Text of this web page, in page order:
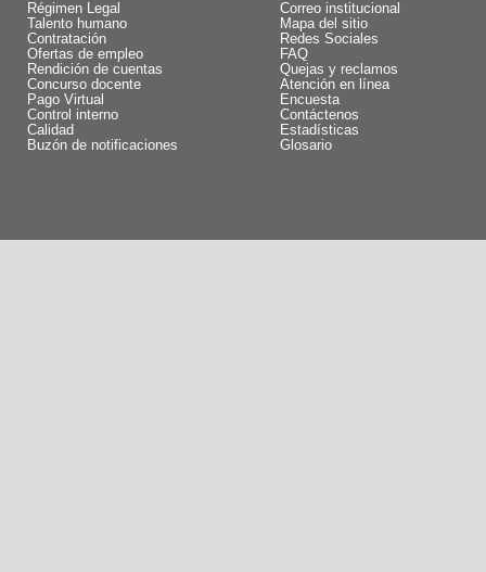
Régimen Legal
Talento humano
Contratación
Ofertas de empleo
Rendición de cuentas
Concurso docente
Pago Virtual
Control interno
Calidad
Buzón de notificaciones
Correo institucional
Mapa del sitio
Redes Sociales
FAQ
Quejas y reclamos
Atención en línea
Encuesta
Contáctenos
Estadísticas
Glosario